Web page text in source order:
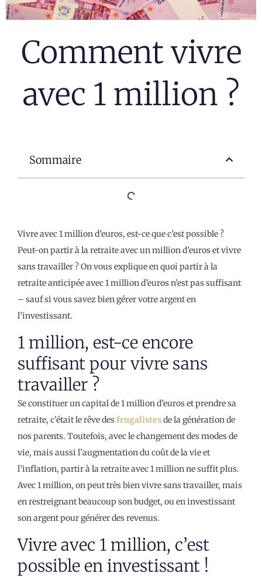
Comment vivre
avec 1 million ?
Sommaire
Vivre avec 1 million d’euros, est-ce que c’est possible ?
Peut-on partir à la retraite avec un million d’euros et vivre
sans travailler ? On vous explique en quoi partir à la
retraite anticipée avec 1 million d’euros n’est pas suffisant
– sauf si vous savez bien gérer votre argent en
l’investissant.
1 million, est-ce encore
suffisant pour vivre sans
travailler ?
Se constituer un capital de 1 million d’euros et prendre sa
retraite, c’était le rêve desfrugalistesde la génération de
nos parents. Toutefois, avec le changement des modes de
vie, mais aussi l’augmentation du coût de la vie et
l’inflation, partir à la retraite avec 1 million ne suffit plus.
Avec 1 million, on peut très bien vivre sans travailler, mais
en restreignant beaucoup son budget, ou en investissant
son argent pour générer des revenus.
Vivre avec 1 million, c’est
possible en investissant !